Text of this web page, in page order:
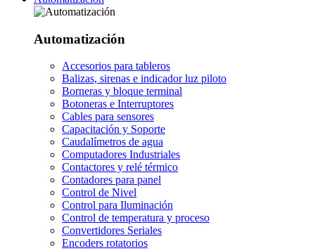
Automatización
Accesorios para tableros
Balizas, sirenas e indicador luz piloto
Borneras y bloque terminal
Botoneras e Interruptores
Cables para sensores
Capacitación y Soporte
Caudalímetros de agua
Computadores Industriales
Contactores y relé térmico
Contadores para panel
Control de Nivel
Control para Iluminación
Control de temperatura y proceso
Convertidores Seriales
Encoders rotatorios